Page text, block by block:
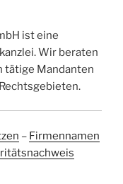
ist eine
Wir beraten
tätige Mandanten
– Firmennamen